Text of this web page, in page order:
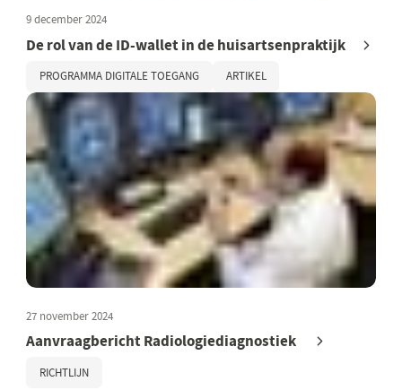
9 december 2024
De rol van de ID-wallet in de huisartsenpraktijk
PROGRAMMA DIGITALE TOEGANG ARTIKEL
27 november 2024
Aanvraagbericht Radiologiediagnostiek
RICHTLIJN